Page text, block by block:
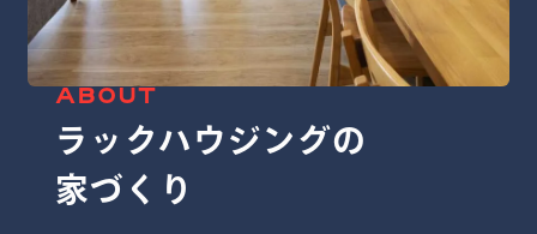
ABOUT
ラックハウジングの
家づくり